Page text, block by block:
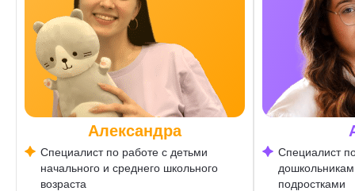
Александра
Специалист по работе с детьми
начального и среднего школьного
возраста
Специалист
подростками